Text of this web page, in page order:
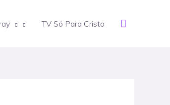
TV Só Para Cristo Search